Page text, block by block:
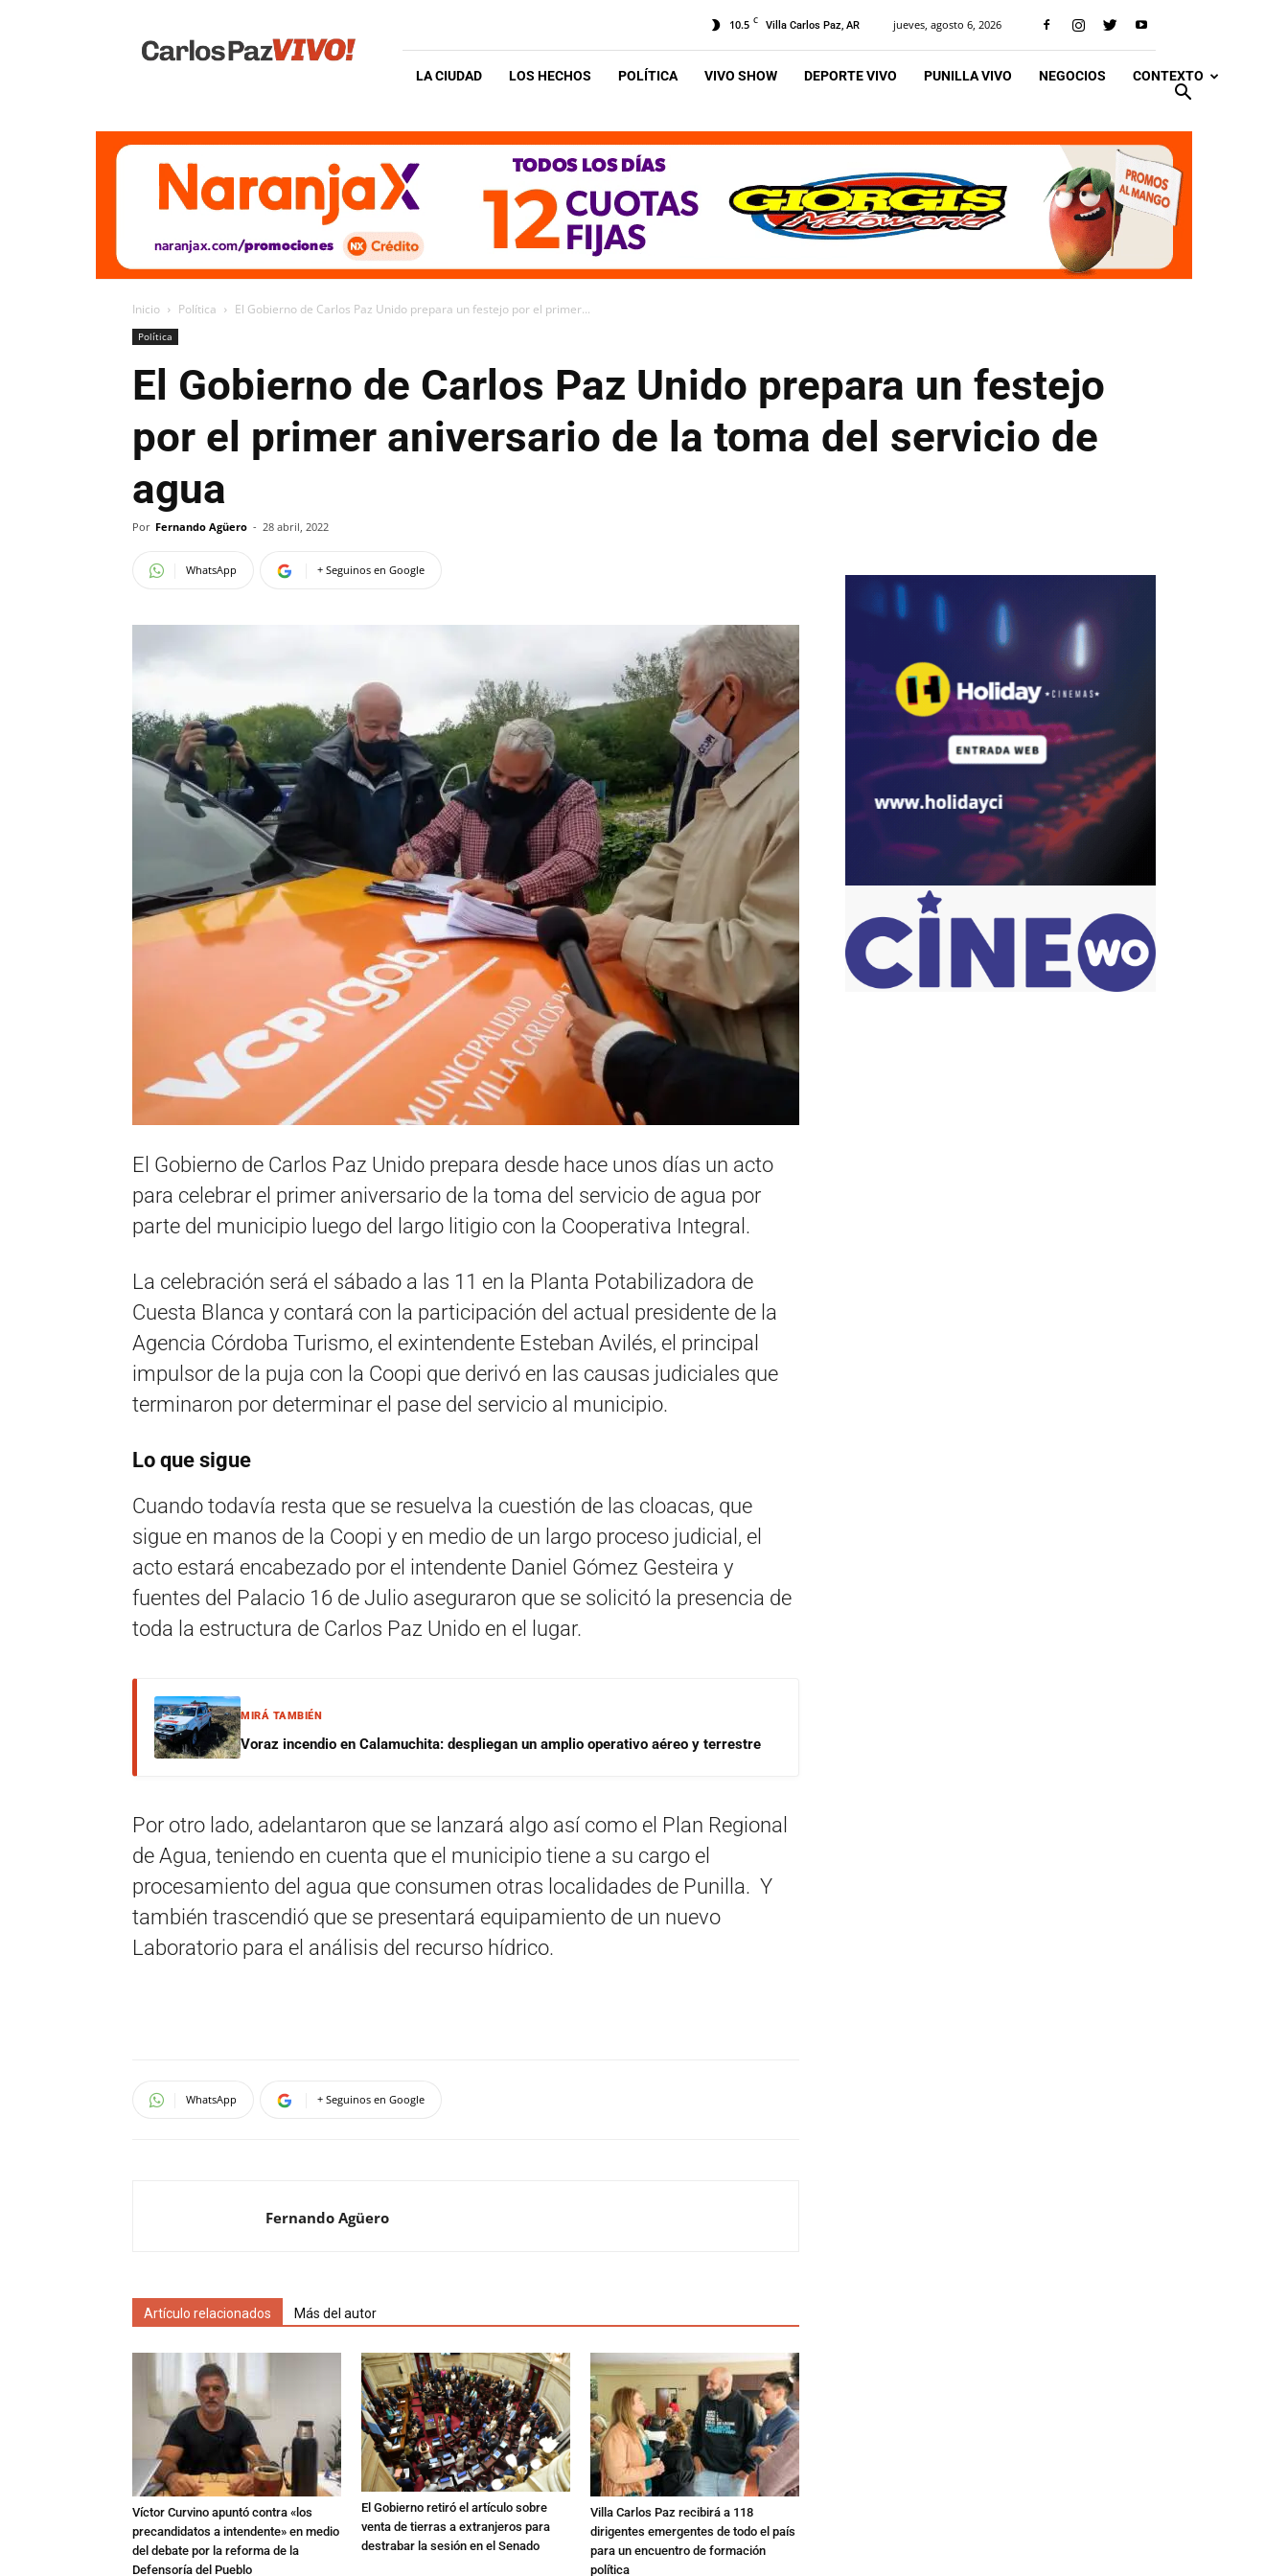
Vivo
10.5 C Villa Carlos Paz, AR jueves, agosto 6, 2026
LA CIUDAD LOS HECHOS POLÍTICA VIVO SHOW DEPORTE VIVO PUNILLA VIVO NEGOCIOS CONTEXTO
Inicio Política El Gobierno de Carlos Paz Unido prepara un festejo por el primer...
Política
El Gobierno de Carlos Paz Unido prepara un festejo
por el primer aniversario de la toma del servicio de
agua
Por Fernando Agüero - 28 abril, 2022
WhatsApp + Seguinos en Google
El Gobierno de Carlos Paz Unido prepara desde hace unos días un acto
para celebrar el primer aniversario de la toma del servicio de agua por
parte del municipio luego del largo litigio con la Cooperativa Integral.
La celebración será el sábado a las 11 en la Planta Potabilizadora de
Cuesta Blanca y contará con la participación del actual presidente de la
Agencia Córdoba Turismo, el exintendente Esteban Avilés, el principal
impulsor de la puja con la Coopi que derivó en las causas judiciales que
terminaron por determinar el pase del servicio al municipio.
Lo que sigue
Cuando todavía resta que se resuelva la cuestión de las cloacas, que
sigue en manos de la Coopi y en medio de un largo proceso judicial, el
acto estará encabezado por el intendente Daniel Gómez Gesteira y
fuentes del Palacio 16 de Julio aseguraron que se solicitó la presencia de
toda la estructura de Carlos Paz Unido en el lugar.
MIRÁ TAMBIÉN
Voraz incendio en Calamuchita: despliegan un amplio operativo aéreo y terrestre
Por otro lado, adelantaron que se lanzará algo así como el Plan Regional
de Agua, teniendo en cuenta que el municipio tiene a su cargo el
procesamiento del agua que consumen otras localidades de Punilla. Y
también trascendió que se presentará equipamiento de un nuevo
Laboratorio para el análisis del recurso hídrico.
WhatsApp + Seguinos en Google
Fernando Agüero
Artículo relacionados Más del autor
Víctor Curvino apuntó contra «los
precandidatos a intendente» en medio
del debate por la reforma de la
Defensoría del Pueblo
El Gobierno retiró el artículo sobre
venta de tierras a extranjeros para
destrabar la sesión en el Senado
Villa Carlos Paz recibirá a 118
dirigentes emergentes de todo el país
para un encuentro de formación
política